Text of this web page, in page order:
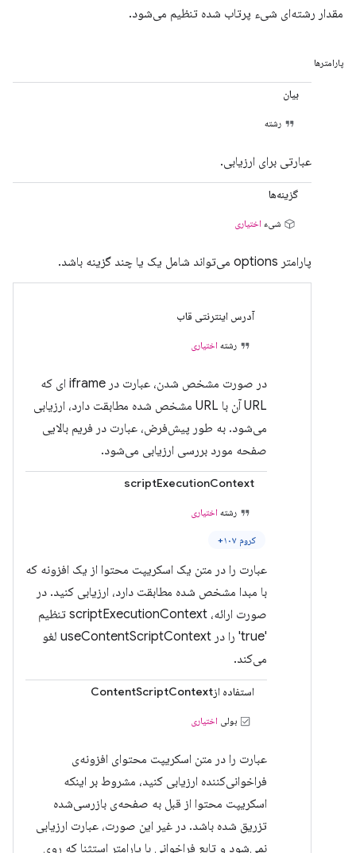
مقدار رشته‌ای شیء پرتاب شده تنظیم می‌شود.
پارامترها
بیان
رشته
عبارتی برای ارزیابی.
گزینه‌ها
شیء اختیاری
پارامتر options می‌تواند شامل یک یا چند گزینه باشد.
آدرس اینترنتی قاب
رشته اختیاری
در صورت مشخص شدن، عبارت در iframe ای که
URL آن با URL مشخص شده مطابقت دارد، ارزیابی
می‌شود. به طور پیش‌فرض، عبارت در فریم بالایی
صفحه مورد بررسی ارزیابی می‌شود.
scriptExecutionContext
رشته اختیاری
کروم ۱۰۷+
عبارت را در متن یک اسکریپت محتوا از یک افزونه که
با مبدا مشخص شده مطابقت دارد، ارزیابی کنید. در
صورت ارائه، scriptExecutionContext تنظیم
'true' را در useContentScriptContext لغو
می‌کند.
استفاده ازContentScriptContext
بولی اختیاری
عبارت را در متن اسکریپت محتوای افزونه‌ی
فراخوانی‌کننده ارزیابی کنید، مشروط بر اینکه
اسکریپت محتوا از قبل به صفحه‌ی بازرسی‌شده
تزریق شده باشد. در غیر این صورت، عبارت ارزیابی
نمی‌شود و تابع فراخوانی با پارامتر استثنا که روی